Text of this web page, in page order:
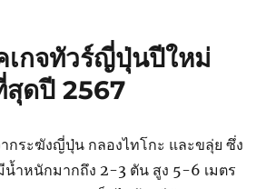
เกจทัวร์ญี่ปุ่นปีใหม่
สุดปี 2567
กระฆังญี่ปุ่น กลองไทโกะ และขลุ่ย ซึ่ง
ำหนักมากถึง 2-3 ตัน สูง 5-6 เมตร